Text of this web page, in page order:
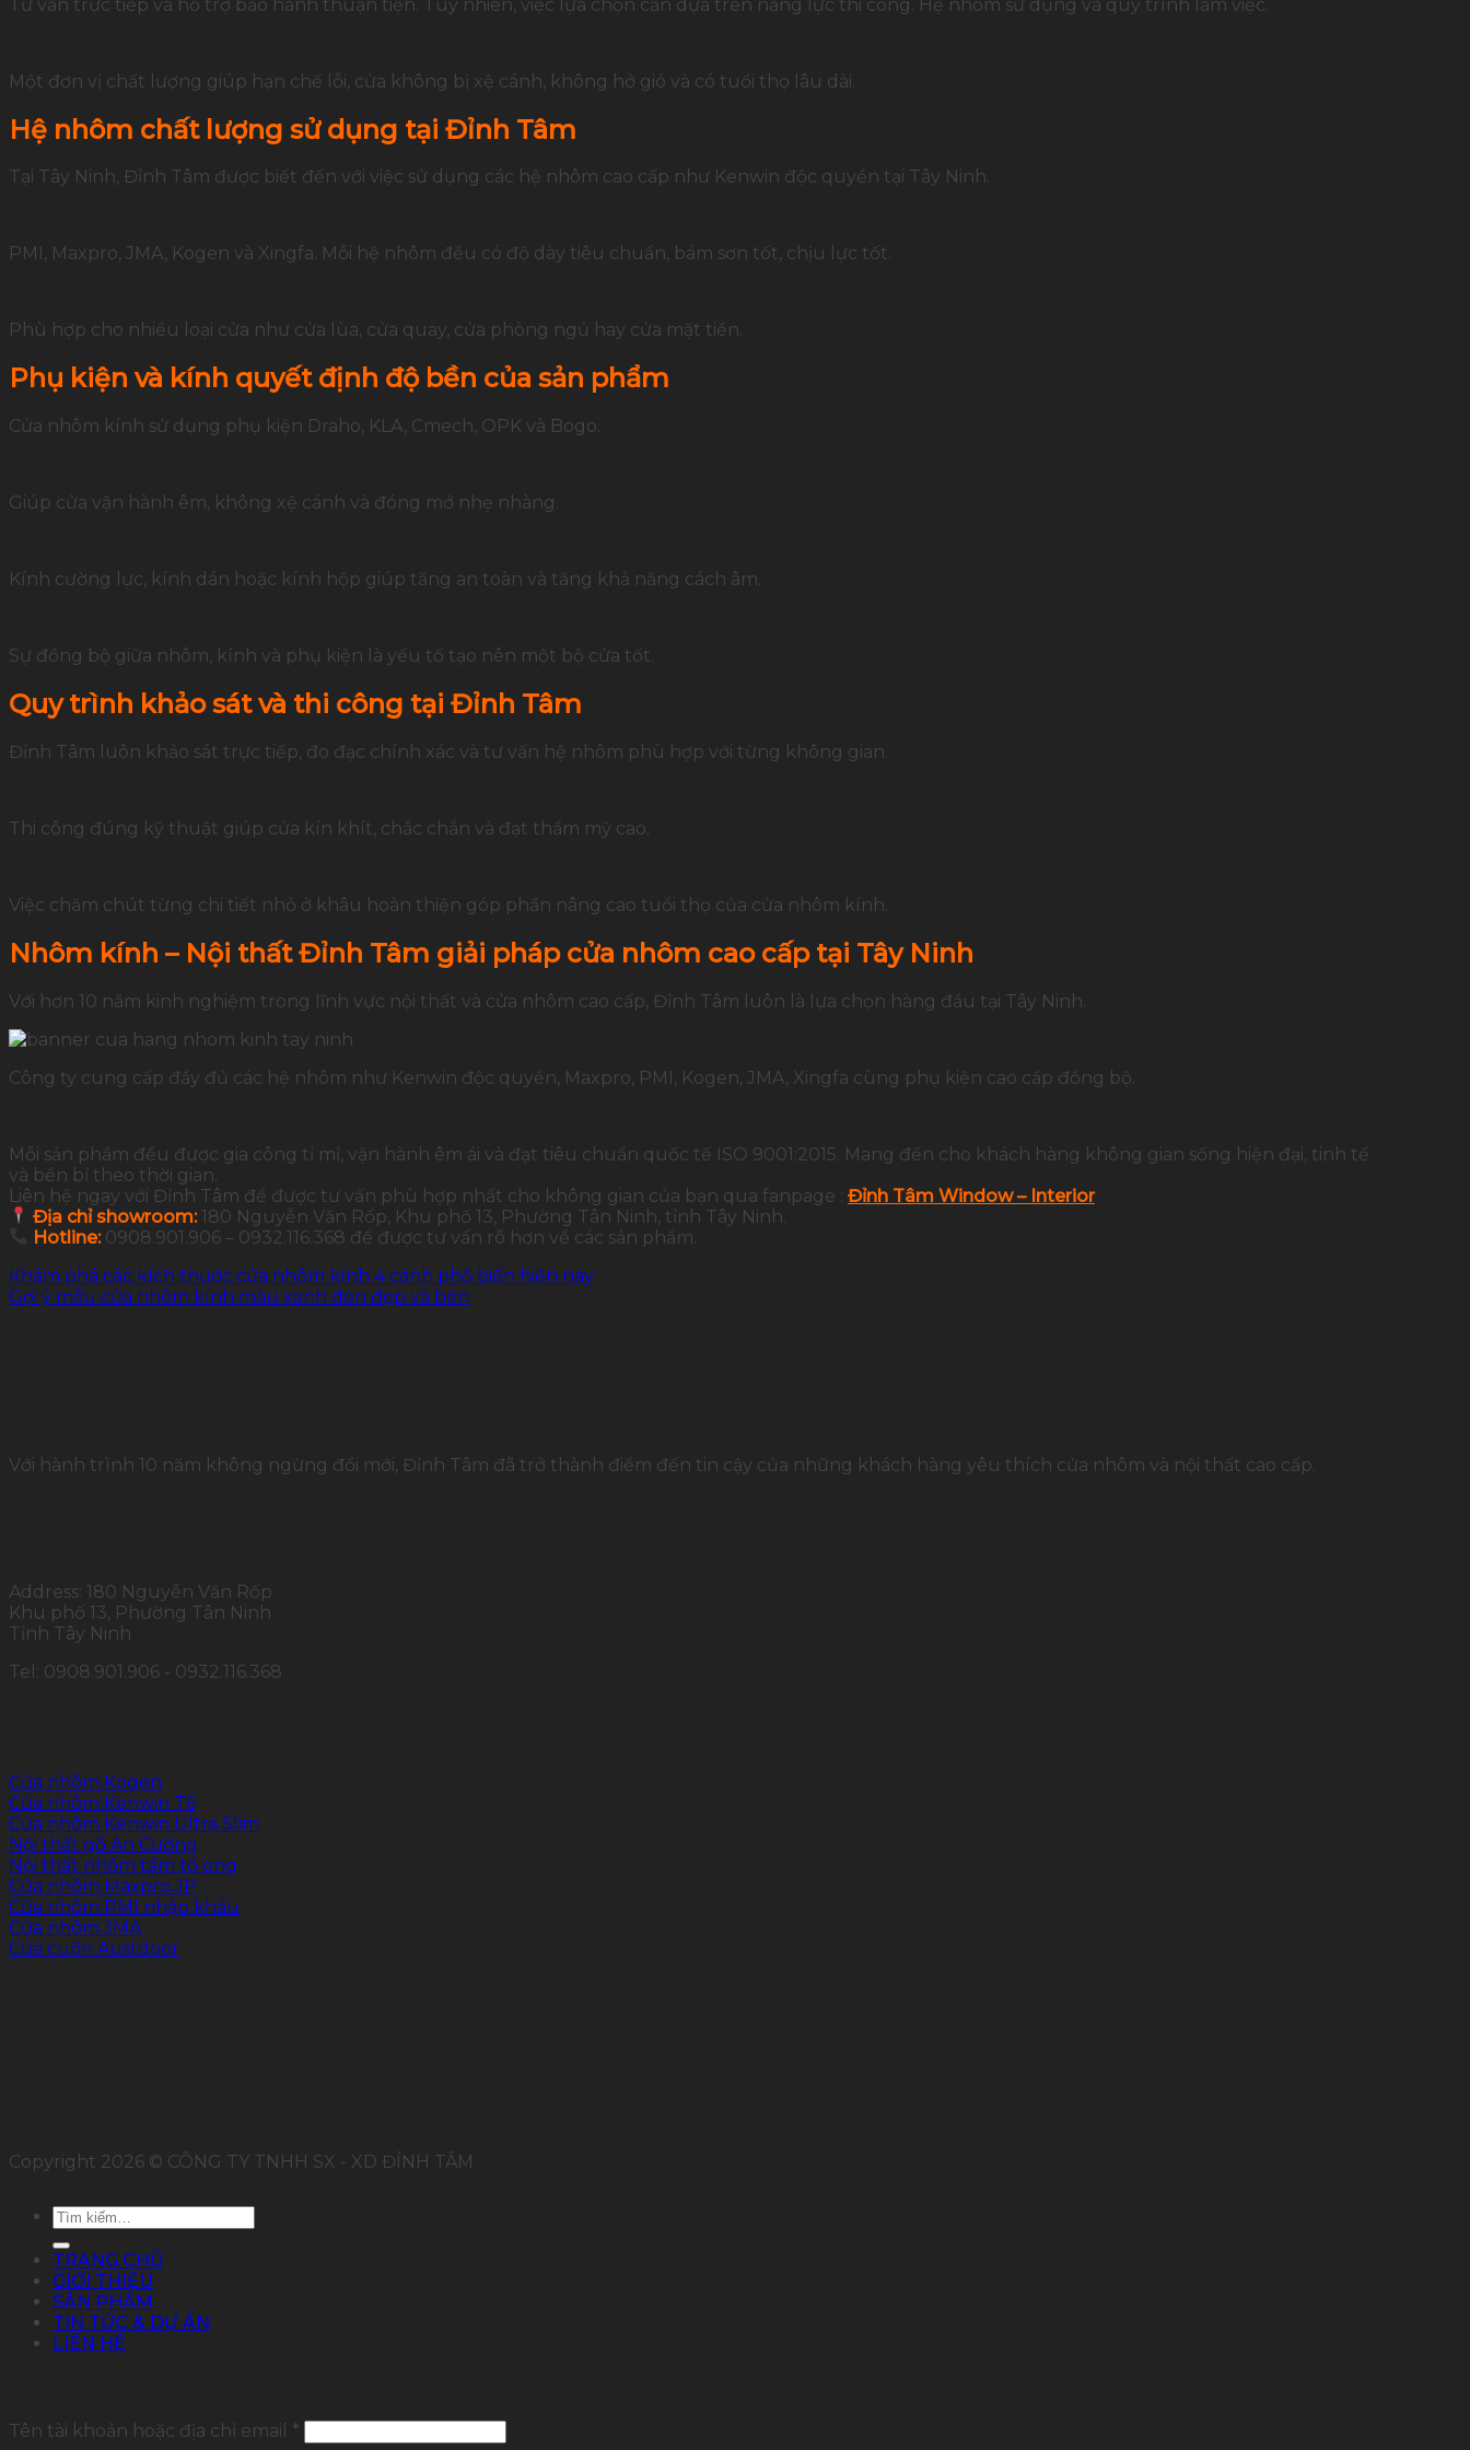
Tư vấn trực tiếp và hỗ trợ bảo hành thuận tiện. Tuy nhiên, việc lựa chọn cần dựa trên năng lực thi công. Hệ nhôm sử dụng và quy trình làm việc.
Một đơn vị chất lượng giúp hạn chế lỗi, cửa không bị xệ cánh, không hở gió và có tuổi thọ lâu dài.
Hệ nhôm chất lượng sử dụng tại Đỉnh Tâm
Tại Tây Ninh, Đỉnh Tâm được biết đến với việc sử dụng các hệ nhôm cao cấp như Kenwin độc quyền tại Tây Ninh.
PMI, Maxpro, JMA, Kogen và Xingfa. Mỗi hệ nhôm đều có độ dày tiêu chuẩn, bám sơn tốt, chịu lực tốt.
Phù hợp cho nhiều loại cửa như cửa lùa, cửa quay, cửa phòng ngủ hay cửa mặt tiền.
Phụ kiện và kính quyết định độ bền của sản phẩm
Cửa nhôm kính sử dụng phụ kiện Draho, KLA, Cmech, OPK và Bogo.
Giúp cửa vận hành êm, không xệ cánh và đóng mở nhẹ nhàng.
Kính cường lực, kính dán hoặc kính hộp giúp tăng an toàn và tăng khả năng cách âm.
Sự đồng bộ giữa nhôm, kính và phụ kiện là yếu tố tạo nên một bộ cửa tốt.
Quy trình khảo sát và thi công tại Đỉnh Tâm
Đỉnh Tâm luôn khảo sát trực tiếp, đo đạc chính xác và tư vấn hệ nhôm phù hợp với từng không gian.
Thi công đúng kỹ thuật giúp cửa kín khít, chắc chắn và đạt thẩm mỹ cao.
Việc chăm chút từng chi tiết nhỏ ở khâu hoàn thiện góp phần nâng cao tuổi thọ của cửa nhôm kính.
Nhôm kính – Nội thất Đỉnh Tâm giải pháp cửa nhôm cao cấp tại Tây Ninh
Với hơn 10 năm kinh nghiệm trong lĩnh vực nội thất và cửa nhôm cao cấp, Đỉnh Tâm luôn là lựa chọn hàng đầu tại Tây Ninh.
Công ty cung cấp đầy đủ các hệ nhôm như Kenwin độc quyền, Maxpro, PMI, Kogen, JMA, Xingfa cùng phụ kiện cao cấp đồng bộ.
Mỗi sản phẩm đều được gia công tỉ mỉ, vận hành êm ái và đạt tiêu chuẩn quốc tế ISO 9001:2015. Mang đến cho khách hàng không gian sống hiện đại, tinh tế
và bền bỉ theo thời gian.
Liên hệ ngay với Đỉnh Tâm để được tư vấn phù hợp nhất cho không gian của bạn qua fanpage : Đỉnh Tâm Window – Interior
Địa chỉ showroom:180 Nguyễn Văn Rốp, Khu phố 13, Phường Tân Ninh, tỉnh Tây Ninh.
Hotline: 0908.901.906 – 0932.116.368 để được tư vấn rõ hơn về các sản phẩm.
Khám phá các kích thước cửa nhôm kính 4 cánh phổ biến hiện nay
Gợi ý mẫu cửa nhôm kính màu xanh đen đẹp và bền
Với hành trình 10 năm không ngừng đổi mới, Đỉnh Tâm đã trở thành điểm đến tin cậy của những khách hàng yêu thích cửa nhôm và nội thất cao cấp.
Address: 180 Nguyễn Văn Rốp
Khu phố 13, Phường Tân Ninh
Tỉnh Tây Ninh
Tel: 0908.901.906 - 0932.116.368
Cửa nhôm Kogen
Cửa nhôm Kenwin T6
Cửa nhôm Kenwin Ultra Slim
Nội thất gỗ An Cường
Nội thất nhôm tấm tổ ong
Cửa nhôm Maxpro.JP
Cửa nhôm PMI nhập khẩu
Cửa nhôm JMA
Cửa cuốn Austdoor
Copyright 2026 © CÔNG TY TNHH SX - XD ĐỈNH TÂM
Tìm
TRANG CHỦ
GIỚI THIỆU
SẢN PHẨM
TIN TỨC & DỰ ÁN
LIÊN HỆ
Tên tài khoản hoặc địa chỉ email *